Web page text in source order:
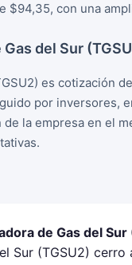
$94,35, con una
del Sur
es cotización
por inversores,
la empresa en el
de Gas del Sur
Sur (TGSU2) cerro